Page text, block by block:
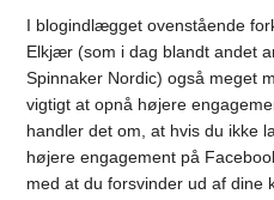
I blogindlægget ovenstående
Elkjær (som i dag blandt andet
Spinnaker Nordic) også meget
vigtigt at opnå højere
handler det om, at hvis du ikke
højere engagement på
med at du forsvinder ud af dine